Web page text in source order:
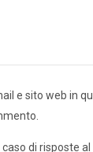
e sito web in
di risposte